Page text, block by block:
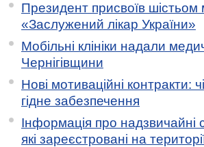
Президент присвоїв
«Заслужений лікар України»
Мобільні клініки надали
Чернігівщини
Нові мотиваційні контракти:
гідне забезпечення
Інформація про надзвичайні
які зареєстровані на